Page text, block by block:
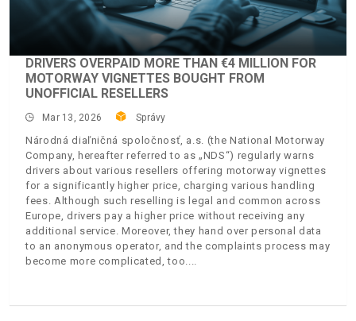
DRIVERS OVERPAID MORE THAN €4 MILLION FOR
MOTORWAY VIGNETTES BOUGHT FROM
UNOFFICIAL RESELLERS
Mar 13, 2026 Správy
Národná diaľničná spoločnosť, a.s. (the National Motorway
Company, hereafter referred to as „NDS“) regularly warns
drivers about various resellers offering motorway vignettes
for a significantly higher price, charging various handling
fees. Although such reselling is legal and common across
Europe, drivers pay a higher price without receiving any
additional service. Moreover, they hand over personal data
to an anonymous operator, and the complaints process may
become more complicated, too.